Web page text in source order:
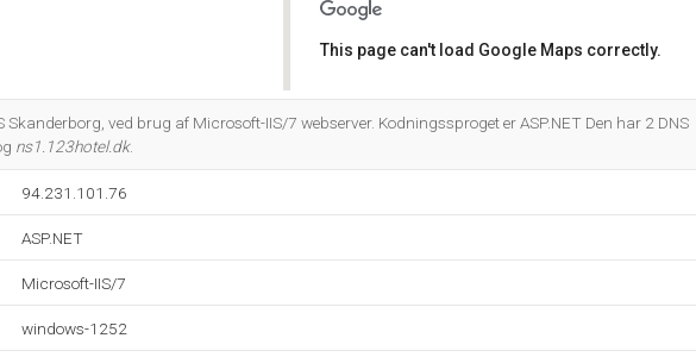
This page can't load Google Maps correctly.
Skanderborg, ved brug af Microsoft-IIS/7 webserver. Kodningssproget er ASP.NET Den har 2 DNS
ns1.123hotel.dk.
94.231.101.76
ASP.NET
Microsoft-IIS/7
windows-1252